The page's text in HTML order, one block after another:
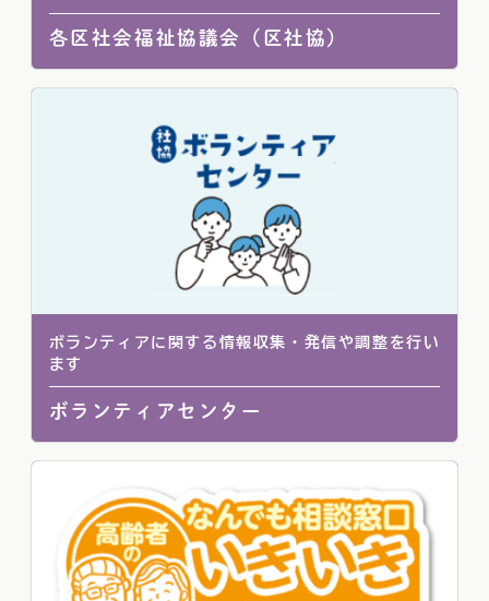
各区社会福祉協議会（区社協）
ボランティアに関する情報収集・発信や調整を行い
ます
ボランティアセンター